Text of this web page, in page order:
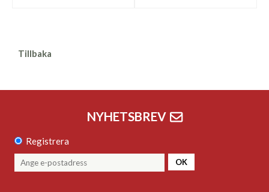
Tillbaka
NYHETSBREV
Registrera
OK